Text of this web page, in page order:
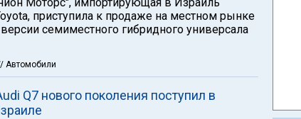
приступила к продаже на местном рынке
семиместного гибридного универсала
Автомобили
Q7 нового поколения поступил в